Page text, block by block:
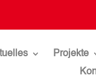
Projekte